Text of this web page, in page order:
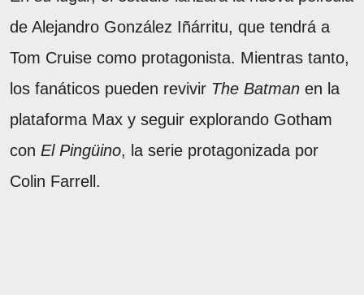
de Alejandro González Iñárritu, que tendrá a
Tom Cruise como protagonista. Mientras tanto,
los fanáticos pueden revivir The Batman en la
plataforma Max y seguir explorando Gotham
con El Pingüino, la serie protagonizada por
Colin Farrell.